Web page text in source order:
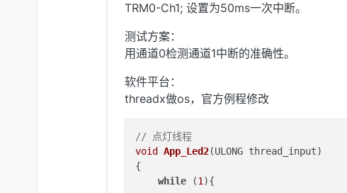
TRM0-Ch1; 设置为50ms一次中断。
测试方案：
用通道0检测通道1中断的准确性。
软件平台：
threadx做os，官方例程修改
// 点灯线程
void
App_Led2(ULONG thread_input)
{
while (1){